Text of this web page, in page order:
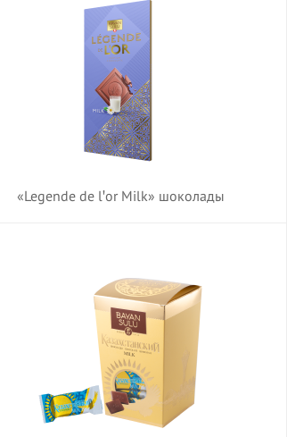
«Legende de lꞌor Milk» шоколады